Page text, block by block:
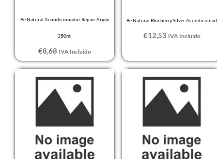
Be Natural Acondicionador Repair Argán
350ml
€8,68 IVA Incluido
Be Natural Blueberry Silver Acondicionad
€12,53 IVA Incluido